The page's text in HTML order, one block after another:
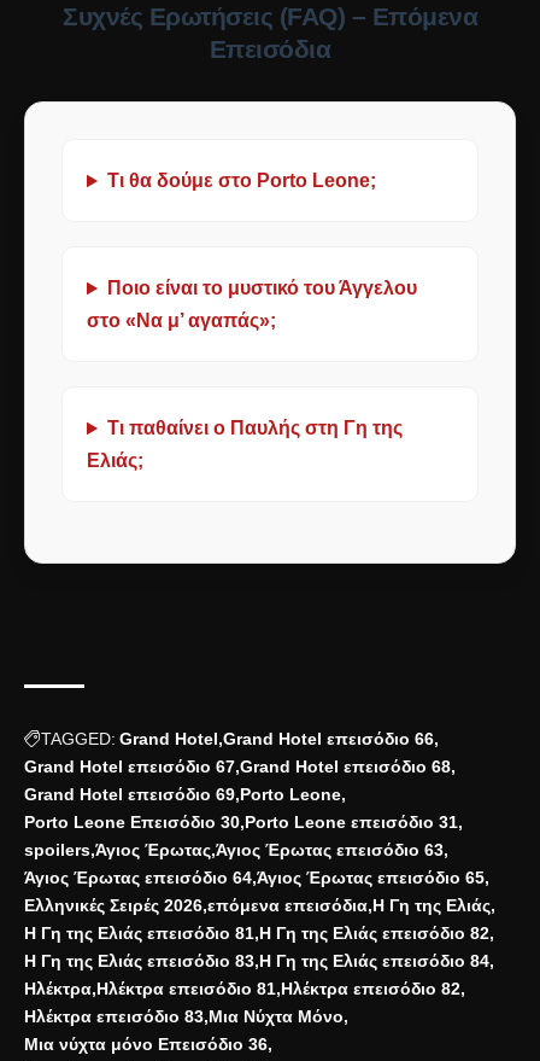
Συχνές Ερωτήσεις (FAQ) – Επόμενα
Επεισόδια
Τι θα δούμε στο Porto Leone;
Ποιο είναι το μυστικό του Άγγελου
στο «Να μ’ αγαπάς»;
Τι παθαίνει ο Παυλής στη Γη της
Ελιάς;
TAGGED: Grand Hotel Grand Hotel επεισόδιο 66
Grand Hotel επεισόδιο 67 Grand Hotel επεισόδιο 68
Grand Hotel επεισόδιο 69 Porto Leone
Porto Leone Επεισόδιο 30 Porto Leone επεισόδιο 31
spoilers Άγιος Έρωτας Άγιος Έρωτας επεισόδιο 63
Άγιος Έρωτας επεισόδιο 64 Άγιος Έρωτας επεισόδιο 65
Ελληνικές Σειρές 2026 επόμενα επεισόδια Η Γη της Ελιάς
Η Γη της Ελιάς επεισόδιο 81 Η Γη της Ελιάς επεισόδιο 82
Η Γη της Ελιάς επεισόδιο 83 Η Γη της Ελιάς επεισόδιο 84
Ηλέκτρα Ηλέκτρα επεισόδιο 81 Ηλέκτρα επεισόδιο 82
Ηλέκτρα επεισόδιο 83 Μια Νύχτα Μόνο
Μια νύχτα μόνο Επεισόδιο 36